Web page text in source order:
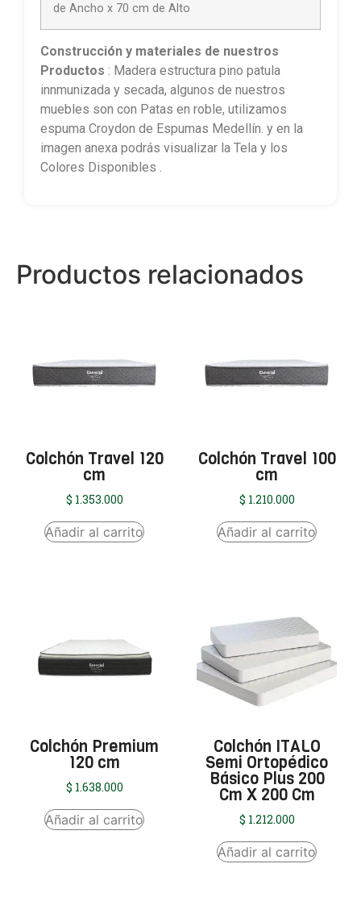
de Ancho x 70 cm de Alto
Construcción y materiales de nuestros
Productos : Madera estructura pino patula
innmunizada y secada, algunos de nuestros
muebles son con Patas en roble, utilizamos
espuma Croydon de Espumas Medellín. y en la
imagen anexa podrás visualizar la Tela y los
Colores Disponibles .
Productos relacionados
Colchón Travel 120
cm
$ 1.353.000
Añadir al carrito
Colchón Travel 100
cm
$ 1.210.000
Añadir al carrito
Colchón Premium
120 cm
$ 1.638.000
Añadir al carrito
Colchón ITALO
Semi Ortopédico
Básico Plus 200
Cm X 200 Cm
$ 1.212.000
Añadir al carrito